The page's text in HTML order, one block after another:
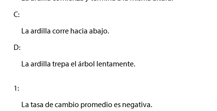
C:
La ardilla corre hacia abajo.
D:
La ardilla trepa el árbol lentamente.
1:
La tasa de cambio promedio es negativa.